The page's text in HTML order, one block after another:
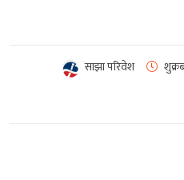
साझा परिवेश